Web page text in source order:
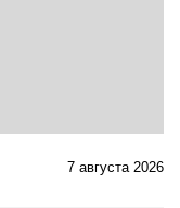
7 августа 2026